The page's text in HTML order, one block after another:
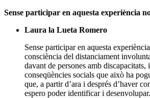
Sense participar en aquesta experiència
Laura la Lueta Romero
Sense participar en aquesta
consciència del distanciament
davant de persones amb discapacitats,
conseqüències socials que això ha
que, a partir d’ara i després d’haver
espero poder identificar i desenvolupar.